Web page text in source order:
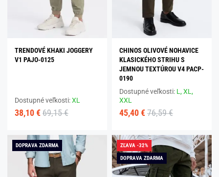
TRENDOVÉ KHAKI JOGGERY
V1 PAJO-0125
Dostupné veľkosti:XL
38,10 € 69,15 €
CHINOS OLIVOVÉ NOHAVICE
KLASICKÉHO STRIHU S
JEMNOU TEXTÚROU V4 PACP-
0190
Dostupné veľkosti: L,XL,
XXL
45,40 € 76,59 €
DOPRAVA ZDARMA
ZĽAVA -32%
DOPRAVA ZDARMA